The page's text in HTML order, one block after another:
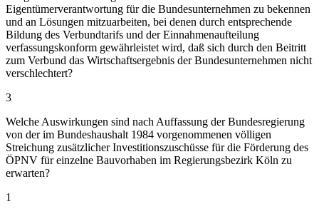
Eigentümerverantwortung für die Bundesunternehmen zu bekennen
und an Lösungen mitzuarbeiten, bei denen durch entsprechende
Bildung des Verbundtarifs und der Einnahmenaufteilung
verfassungskonform gewährleistet wird, daß sich durch den Beitritt
zum Verbund das Wirtschaftsergebnis der Bundesunternehmen nicht
verschlechtert?
3
Welche Auswirkungen sind nach Auffassung der Bundesregierung
von der im Bundeshaushalt 1984 vorgenommenen völligen
Streichung zusätzlicher Investitionszuschüsse für die Förderung des
ÖPNV für einzelne Bauvorhaben im Regierungsbezirk Köln zu
erwarten?
1